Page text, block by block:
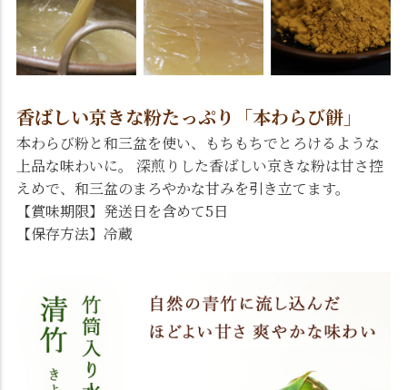
香ばしい京きな粉たっぷり「本わらび餅」
本わらび粉と和三盆を使い、もちもちでとろけるような
上品な味わいに。 深煎りした香ばしい京きな粉は甘さ控
えめで、和三盆のまろやかな甘みを引き立てます。
【賞味期限】発送日を含めて5日
【保存方法】冷蔵